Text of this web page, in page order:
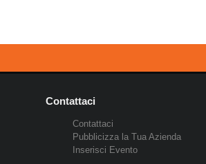
Contattaci
Contattaci
Pubblicizza la Tua Azienda
Inserisci Evento